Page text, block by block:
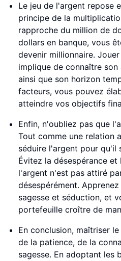
Le jeu de l'argent repose
principe de la
rapproche du million de
dollars en banque, vous
devenir millionnaire.
implique de connaître
ainsi que son horizon
facteurs, vous pouvez
atteindre vos objectifs
Enfin, n'oubliez pas que
Tout comme une relation
séduire l'argent pour qu'il
Évitez la désespérance
l'argent n'est pas attiré
désespérément.
sagesse et séduction, et
portefeuille croître de
En conclusion, maîtriser
de la patience, de la
sagesse. En adoptant les